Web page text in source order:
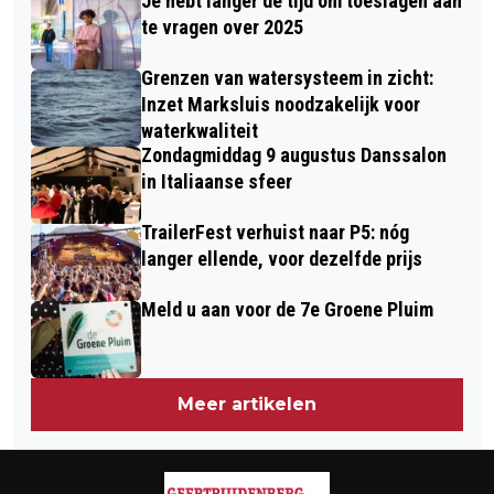
VACCINATIES KOSTEN BIJ GGD
ELDERS € 136 MEER
te vragen over 2025
Grenzen van watersysteem in zicht:
Inzet Marksluis noodzakelijk voor
waterkwaliteit
Zondagmiddag 9 augustus Danssalon
in Italiaanse sfeer
TrailerFest verhuist naar P5: nóg
langer ellende, voor dezelfde prijs
Meld u aan voor de 7e Groene Pluim
Meer artikelen